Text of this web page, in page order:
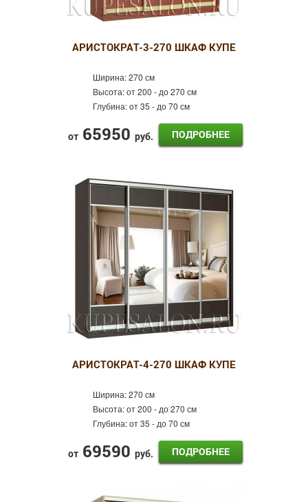
АРИСТОКРАТ-3-270 ШКАФ КУПЕ
Ширина:270 см
Высота:от 200 - до 270 см
Глубина:от 35 - до 70 см
от 65950 руб. ПОДРОБНЕЕ
АРИСТОКРАТ-4-270 ШКАФ КУПЕ
Ширина:270 см
Высота:от 200 - до 270 см
Глубина:от 35 - до 70 см
от 69590 руб. ПОДРОБНЕЕ